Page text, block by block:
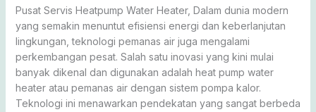
Pusat Servis Heatpump Water Heater, Dalam dunia modern
yang semakin menuntut efisiensi energi dan keberlanjutan
lingkungan, teknologi pemanas air juga mengalami
perkembangan pesat. Salah satu inovasi yang kini mulai
banyak dikenal dan digunakan adalah heat pump water
heater atau pemanas air dengan sistem pompa kalor.
Teknologi ini menawarkan pendekatan yang sangat berbeda
Profesional